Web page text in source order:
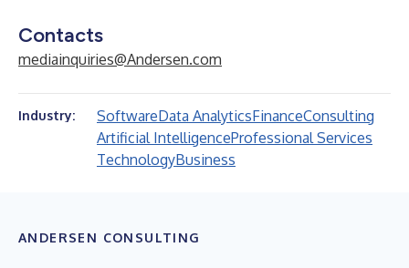
Contacts
mediainquiries@Andersen.com
Industry: SoftwareData AnalyticsFinanceConsulting
Artificial IntelligenceProfessional Services
TechnologyBusiness
ANDERSEN CONSULTING